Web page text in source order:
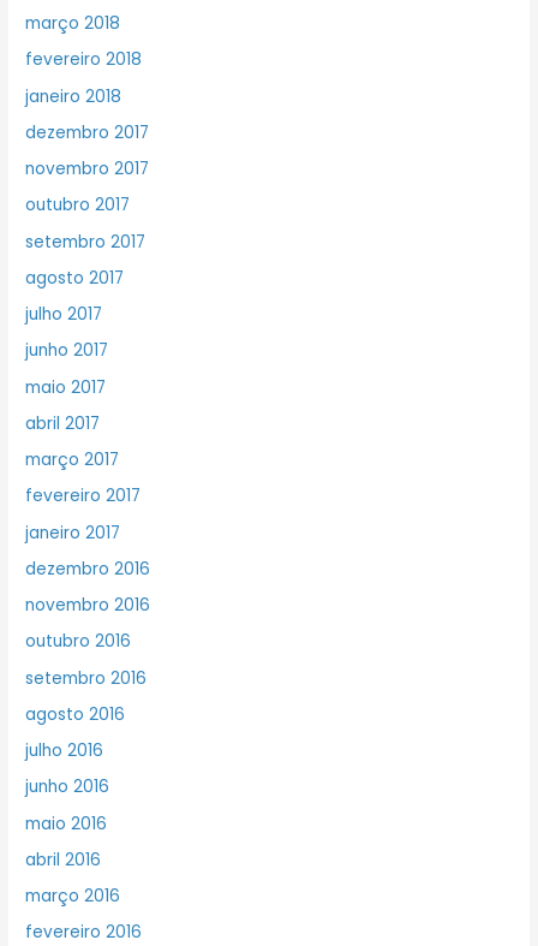
março 2018
fevereiro 2018
janeiro 2018
dezembro 2017
novembro 2017
outubro 2017
setembro 2017
agosto 2017
julho 2017
junho 2017
maio 2017
abril 2017
março 2017
fevereiro 2017
janeiro 2017
dezembro 2016
novembro 2016
outubro 2016
setembro 2016
agosto 2016
julho 2016
junho 2016
maio 2016
abril 2016
março 2016
fevereiro 2016